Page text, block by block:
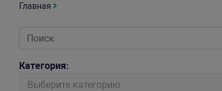
Главная
Категория:
Выберите категорию